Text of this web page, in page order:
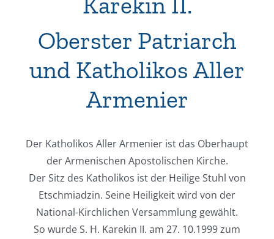
Oberster Patriarch
und Katholikos Aller
Armenier
Der Katholikos Aller Armenier ist das Oberhaupt
der Armenischen Apostolischen Kirche.
Der Sitz des Katholikos ist der Heilige Stuhl von
Etschmiadzin. Seine Heiligkeit wird von der
National-Kirchlichen Versammlung gewählt.
So wurde S. H. Karekin II. am 27. 10.1999 zum